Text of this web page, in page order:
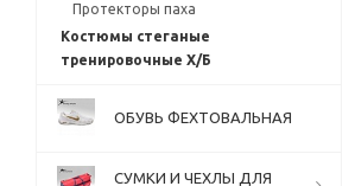
Протекторы паха
Костюмы стеганые
тренировочные Х/Б
ОБУВЬ ФЕХТОВАЛЬНАЯ
СУМКИ И ЧЕХЛЫ ДЛЯ